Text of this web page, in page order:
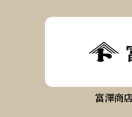
富澤商